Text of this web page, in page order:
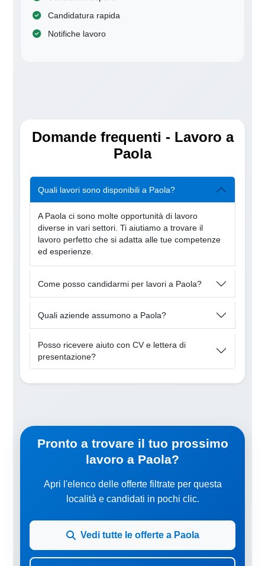
Candidatura rapida
Notifiche lavoro
Domande frequenti - Lavoro a
Paola
Quali lavori sono disponibili a Paola?
A Paola ci sono molte opportunità di lavoro
diverse in vari settori. Ti aiutiamo a trovare il
lavoro perfetto che si adatta alle tue competenze
ed esperienze.
Come posso candidarmi per lavori a Paola?
Quali aziende assumono a Paola?
Posso ricevere aiuto con CV e lettera di
presentazione?
Pronto a trovare il tuo prossimo
lavoro a Paola?
Apri l'elenco delle offerte filtrate per questa
località e candidati in pochi clic.
Vedi tutte le offerte a Paola